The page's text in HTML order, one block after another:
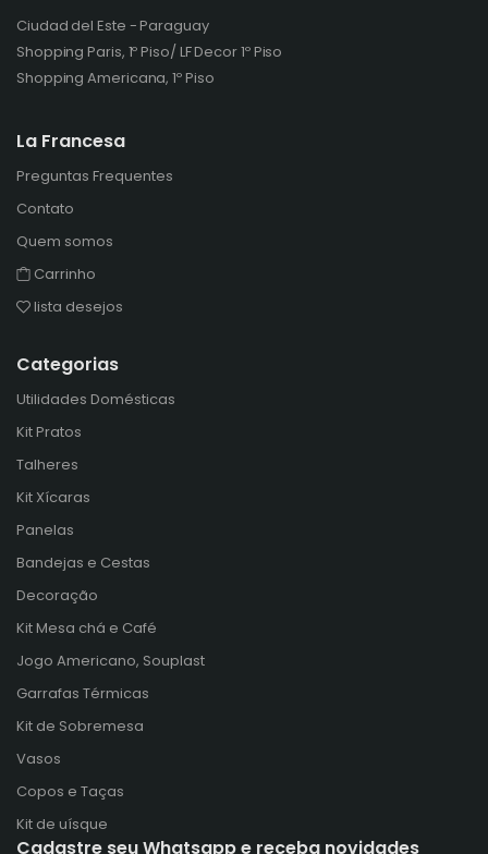
Ciudad del Este - Paraguay
Shopping Paris, 1º Piso/ LF Decor 1º Piso
Shopping Americana, 1º Piso
La Francesa
Preguntas Frequentes
Contato
Quem somos
Carrinho
lista desejos
Categorias
Utilidades Domésticas
Kit Pratos
Talheres
Kit Xícaras
Panelas
Bandejas e Cestas
Decoração
Kit Mesa chá e Café
Jogo Americano, Souplast
Garrafas Térmicas
Kit de Sobremesa
Vasos
Copos e Taças
Kit de uísque
Cadastre seu Whatsapp e receba novidades